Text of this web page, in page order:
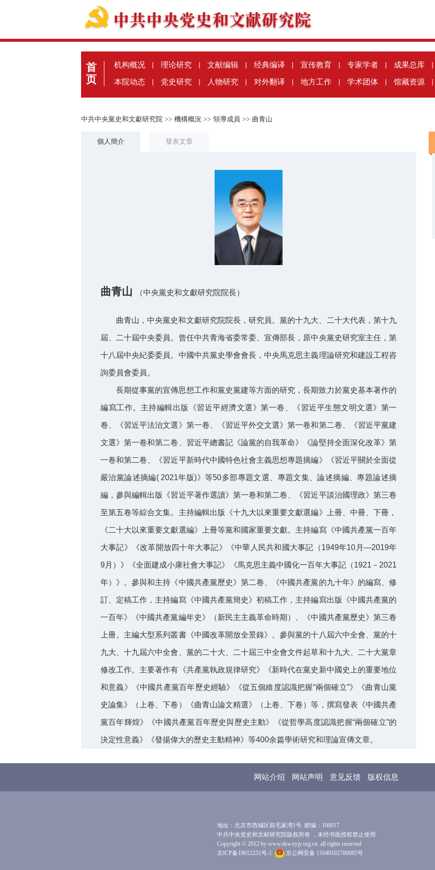
首
页
机构概况 | 理论研究 | 文献编辑 | 经典编译 | 宣传教育 | 专家学者 | 成果总库 |
本院动态 | 党史研究 | 人物研究 | 对外翻译 | 地方工作 | 学术团体 | 馆藏资源 |
中共中央黨史和文獻研究院 >> 機構概況 >> 領導成員 >> 曲青山
個人簡介 發表文章
曲青山 （中央黨史和文獻研究院院長）
曲青山，中央黨史和文獻研究院院長，研究員。黨的十九大、二十大代表，第十九
屆、二十屆中央委員。曾任中共青海省委常委、宣傳部長，原中央黨史研究室主任，第
十八屆中央紀委委員。中國中共黨史學會會長，中央馬克思主義理論研究和建設工程咨
詢委員會委員。
長期從事黨的宣傳思想工作和黨史黨建等方面的研究，長期致力於黨史基本著作的
編寫工作。主持編輯出版《習近平經濟文選》第一卷、《習近平生態文明文選》第一
卷、《習近平法治文選》第一卷、《習近平外交文選》第一卷和第二卷、《習近平黨建
文選》第一卷和第二卷、習近平總書記《論黨的自我革命》《論堅持全面深化改革》第
一卷和第二卷、《習近平新時代中國特色社會主義思想專題摘編》《習近平關於全面從
嚴治黨論述摘編( 2021年版)》等50多部專題文選、專題文集、論述摘編、專題論述摘
編，參與編輯出版《習近平著作選讀》第一卷和第二卷、《習近平談治國理政》第三卷
至第五卷等綜合文集。主持編輯出版《十九大以來重要文獻選編》上冊、中冊、下冊，
《二十大以來重要文獻選編》上冊等黨和國家重要文獻。主持編寫《中國共產黨一百年
大事記》《改革開放四十年大事記》《中華人民共和國大事記（1949年10月—2019年
9月）》《全面建成小康社會大事記》《馬克思主義中國化一百年大事記（1921－2021
年）》。參與和主持《中國共產黨歷史》第二卷、《中國共產黨的九十年》的編寫、修
訂、定稿工作，主持編寫《中國共產黨簡史》初稿工作，主持編寫出版《中國共產黨的
一百年》《中國共產黨編年史》（新民主主義革命時期）、《中國共產黨歷史》第三卷
上冊。主編大型系列叢書《中國改革開放全景錄》。參與黨的十八屆六中全會、黨的十
九大、十九屆六中全會、黨的二十大、二十屆三中全會文件起草和十九大、二十大黨章
修改工作。主要著作有《共產黨執政規律研究》《新時代在黨史新中國史上的重要地位
和意義》《中國共產黨百年歷史經驗》《從五個維度認識把握“兩個確立”》《曲青山黨
史論集》（上卷、下卷）《曲青山論文精選》（上卷、下卷）等，撰寫發表《中國共產
黨百年輝煌》《中國共產黨百年歷史與歷史主動》《從哲學高度認識把握“兩個確立”的
決定性意義》《發揚偉大的歷史主動精神》等400余篇學術研究和理論宣傳文章。
网站介绍 网站声明 意见反馈 版权信息
地址：北京市西城区前毛家湾1号 邮编：100017
中共中央党史和文献研究院版权所有 ，未经书面授权禁止使用
Copyright © 2012 by www.dswxyjy.org.cn. all rights reserved
京ICP备19012251号-1
京公网安备 11040102700085号